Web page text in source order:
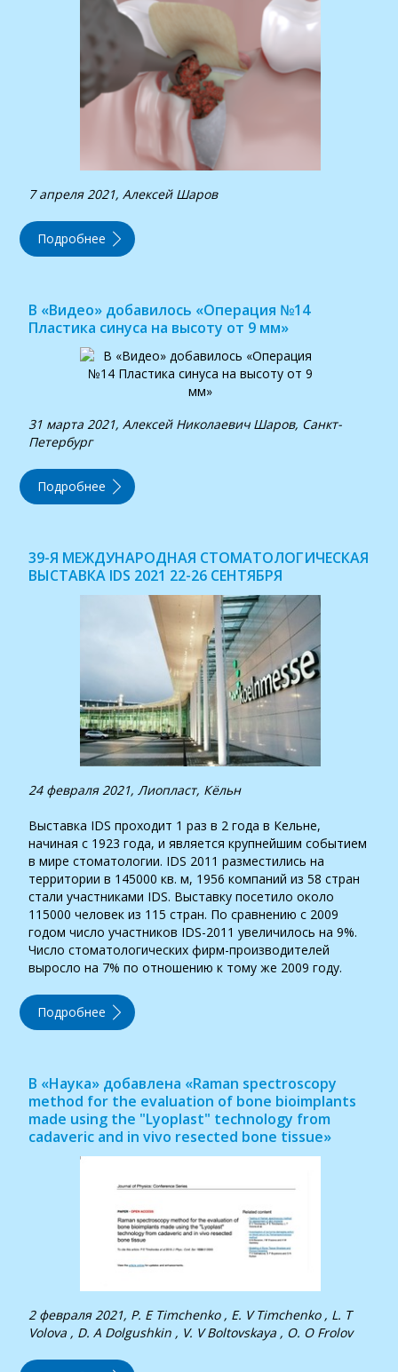
7 апреля 2021, Алексей Шаров
Подробнее
В «Видео» добавилось «Операция №14
Пластика синуса на высоту от 9 мм»
31 марта 2021, Алексей Николаевич Шаров, Санкт-
Петербург
Подробнее
39-Я МЕЖДУНАРОДНАЯ СТОМАТОЛОГИЧЕСКАЯ
ВЫСТАВКА IDS 2021 22-26 СЕНТЯБРЯ
24 февраля 2021, Лиопласт, Кёльн
Выставка IDS проходит 1 раз в 2 года в Кельне,
начиная с 1923 года, и является крупнейшим событием
в мире стоматологии. IDS 2011 разместились на
территории в 145000 кв. м, 1956 компаний из 58 стран
стали участниками IDS. Выставку посетило около
115000 человек из 115 стран. По сравнению с 2009
годом число участников IDS-2011 увеличилось на 9%.
Число стоматологических фирм-производителей
выросло на 7% по отношению к тому же 2009 году.
Подробнее
В «Наука» добавлена «Raman spectroscopy
method for the evaluation of bone bioimplants
made using the "Lyoplast" technology from
cadaveric and in vivo resected bone tissue»
2 февраля 2021, P. Е Timchenko , Е. V Timchenko , L. Т
Volova , D. А Dolgushkin , V. V Boltovskaya , О. О Frolov